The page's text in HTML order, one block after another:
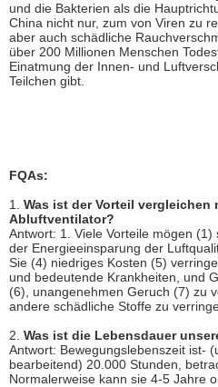
und die Bakterien als die
China nicht nur, zum von Viren zu
aber auch schädliche
über 200 Millionen Menschen
Einatmung der Innen- und
Teilchen gibt.
FQAs:
1. Was ist der Vorteil vergleichen
Abluftventilator?
Antwort: 1. Viele Vorteile mögen
der Energieeinsparung der
Sie (4) niedriges Kosten (5)
und bedeutende Krankheiten, und
(6), unangenehmen Geruch (7) zu
andere schädliche Stoffe zu
2. Was ist die Lebensdauer
Antwort: Bewegungslebenszeit ist-
bearbeitend) 20.000 Stunden,
Normalerweise kann sie 4-5 Jahre